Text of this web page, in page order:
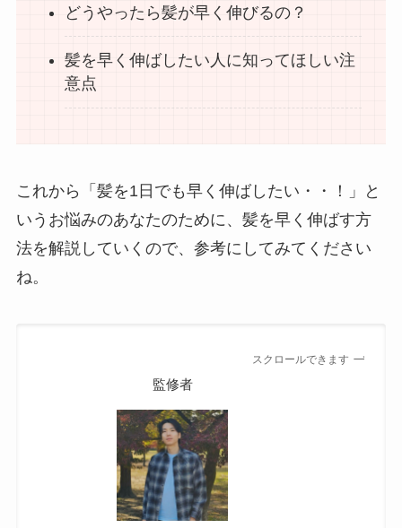
どうやったら髪が早く伸びるの？
髪を早く伸ばしたい人に知ってほしい注
意点
これから「髪を1日でも早く伸ばしたい・・！」と
いうお悩みのあなたのために、髪を早く伸ばす方
法を解説していくので、参考にしてみてください
ね。
スクロールできます
監修者